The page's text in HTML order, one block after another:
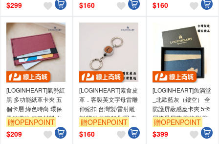
$299
皮革
$160
匙圈
$160
[LOGINHEART]氣勢紅
黑 多功能紙革卡夾 五
個卡層 綠色時尚 環保
天然纖維 進口材料 台
灣職人手作 質感
贈OPENPOINT
$209
[LOGINHEART]素食皮
革．客製英文字母雷雕
伸縮扣 台灣製/雷射雕
刻/證件伸縮/鑰匙圈 焦
糖棕色 純素
贈OPENPOINT
$160
[LOGINHEART]魚滿堂
_北歐藍灰（鏤空） 全
防護屏蔽感應卡夾 5卡
層皆受屏蔽 防盜刷 防
消磁 台灣製造獨家精品
贈OPENPOINT
$399